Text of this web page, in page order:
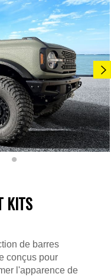
KITS
de barres
conçus pour
l'apparence de